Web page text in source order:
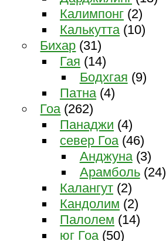
Калимпонг (2)
Калькутта(10)
Бихар (31)
Гая (14)
Бодхгая (9)
Патна(4)
Гоа(262)
Панаджи (4)
север Гоа(46)
Анджуна(3)
Арамболь(24)
Калангут (2)
Кандолим (2)
Палолем (14)
юг Гоа(50)